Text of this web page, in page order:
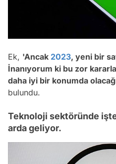
Ek, 'Ancak 2023, yeni bir
İnanıyorum ki bu zor
daha iyi bir konumda
bulundu.
Teknoloji sektöründe
arda geliyor.